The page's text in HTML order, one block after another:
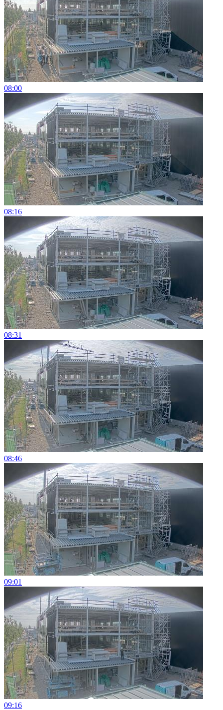
08:00
08:16
08:31
08:46
09:01
09:16